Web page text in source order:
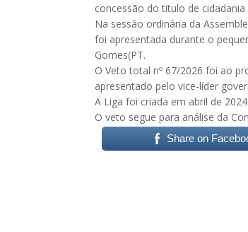
concessão do titulo de
Na sessão ordinária da
foi apresentada durante o
Gomes(PT.
O Veto total nº 67/2026 foi ao
apresentado pelo vice-líder
A Liga foi criada em abril de
O veto segue para análise da
Share on